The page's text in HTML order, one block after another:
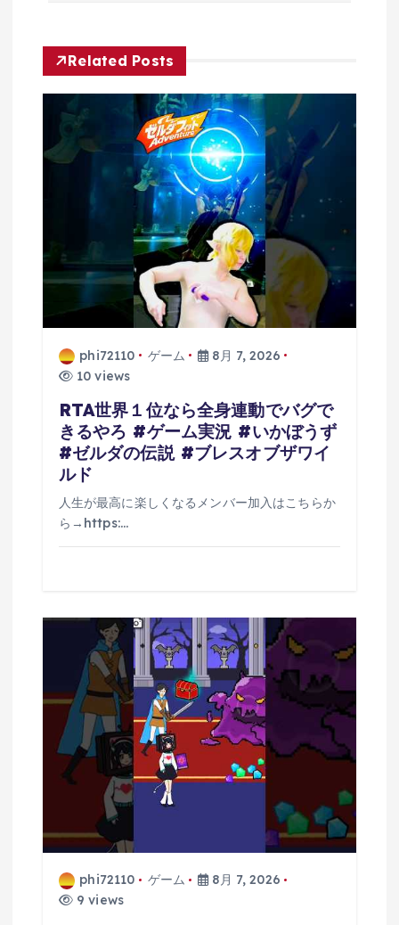
ー
シ
ョ
ン
Related Posts
phi72110 ゲーム
8月 7, 2026
10 views
RTA世界１位なら全身連動でバグで
きるやろ #ゲーム実況 #いかぼうず
#ゼルダの伝説 #ブレスオブザワイ
ルド
人生が最高に楽しくなるメンバー加入はこちらか
ら→https:…
phi72110 ゲーム
8月 7, 2026
9 views